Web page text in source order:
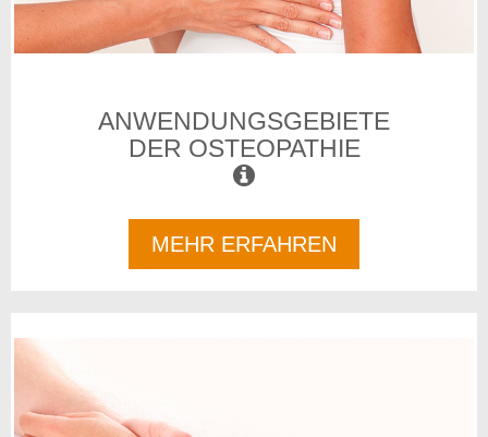
ANWENDUNGSGEBIETE
DER OSTEOPATHIE
MEHR ERFAHREN